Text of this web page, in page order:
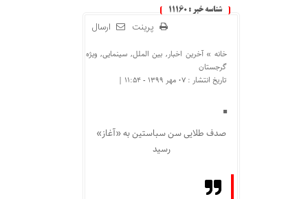
شناسه خبر : 11160
ارسال پرینت
خانه »آخرین اخبار, بین الملل, سینمایی, ویژه
گرجستان
تاریخ انتشار : ۰۷ مهر ۱۳۹۹ - ۱۱:۵۴ |
صدف طلایی سن سباستین به «آغاز»
رسید